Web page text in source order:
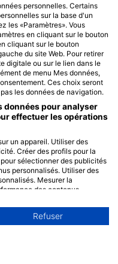
personnelles. Certains
sur la base d'un
les «Paramètres». Vous
en cliquant sur le bouton
cliquant sur le bouton
du site Web. Pour retirer
digitale ou sur le lien dans le
de menu Mes données,
Ces choix seront
les données de navigation.
données pour analyser
effectuer les opérations
un appareil. Utiliser des
Créer des profils pour la
sélectionner des publicités
personnalisés. Utiliser des
Mesurer la
des contenus.
et améliorer les
sélectionner le contenu.
de l'Union européenne et
Refuser